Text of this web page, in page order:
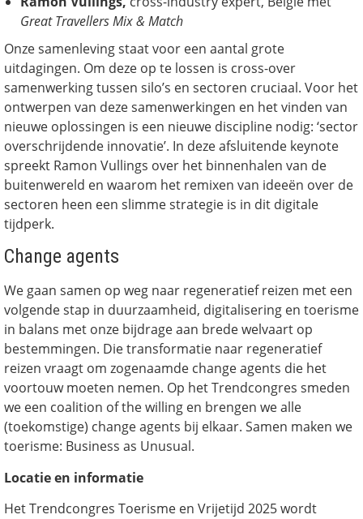
Great Travellers Mix & Match
Onze samenleving staat voor een aantal grote
uitdagingen. Om deze op te lossen is cross-over
samenwerking tussen silo’s en sectoren cruciaal. Voor het
ontwerpen van deze samenwerkingen en het vinden van
nieuwe oplossingen is een nieuwe discipline nodig: ‘sector
overschrijdende innovatie’. In deze afsluitende keynote
spreekt Ramon Vullings over het binnenhalen van de
buitenwereld en waarom het remixen van ideeën over de
sectoren heen een slimme strategie is in dit digitale
tijdperk.
Change agents
We gaan samen op weg naar regeneratief reizen met een
volgende stap in duurzaamheid, digitalisering en toerisme
in balans met onze bijdrage aan brede welvaart op
bestemmingen. Die transformatie naar regeneratief
reizen vraagt om zogenaamde change agents die het
voortouw moeten nemen. Op het Trendcongres smeden
we een coalition of the willing en brengen we alle
(toekomstige) change agents bij elkaar. Samen maken we
toerisme: Business as Unusual.
Locatie en informatie
Het Trendcongres Toerisme en Vrijetijd 2025 wordt